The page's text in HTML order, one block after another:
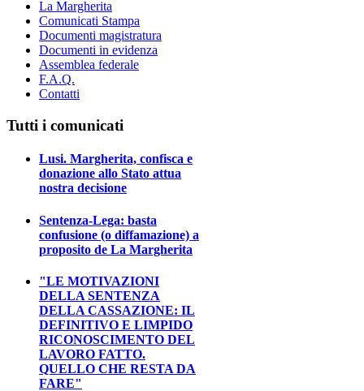
La Margherita
Comunicati Stampa
Documenti magistratura
Documenti in evidenza
Assemblea federale
F.A.Q.
Contatti
Tutti i comunicati
Lusi. Margherita, confisca e
donazione allo Stato attua
nostra decisione
Sentenza-Lega: basta
confusione (o diffamazione) a
proposito de La Margherita
"LE MOTIVAZIONI
DELLA SENTENZA
DELLA CASSAZIONE: IL
DEFINITIVO E LIMPIDO
RICONOSCIMENTO DEL
LAVORO FATTO.
QUELLO CHE RESTA DA
FARE"